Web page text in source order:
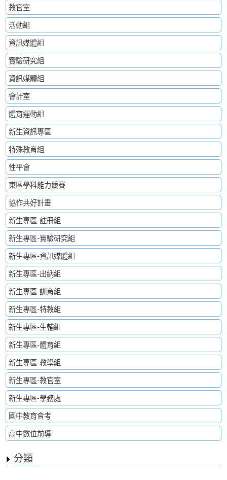
教官室
活動組
資訊媒體組
實驗研究組
資訊媒體組
會計室
體育運動組
新生資訊專區
特殊教育組
性平會
東區學科能力競賽
協作共好計畫
新生專區-註冊組
新生專區-實驗研究組
新生專區-資訊媒體組
新生專區-出納組
新生專區-訓育組
新生專區-特教組
新生專區-生輔組
新生專區-體育組
新生專區-教學組
新生專區-教官室
新生專區-學務處
國中教育會考
高中數位前導
分類